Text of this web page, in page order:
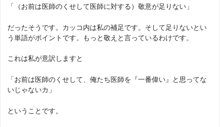
「（お前は医師のくせして医師に対する）敬意が足りない」
だったそうです。カッコ内は私の補足です。そして足りないとい
う単語がポイントです。もっと敬えと言っているわけです。
これは私が意訳しますと
「お前は医師のくせして、俺たち医師を『一番偉い』と思ってな
いじゃないカ」
ということです。